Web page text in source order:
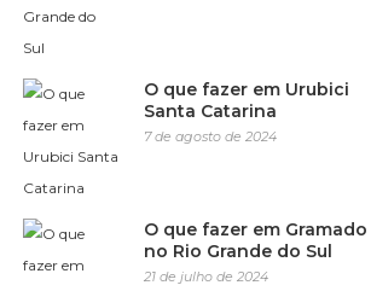
O que fazer em Urubici
Santa Catarina
7 de agosto de 2024
O que fazer em Gramado
no Rio Grande do Sul
21 de julho de 2024